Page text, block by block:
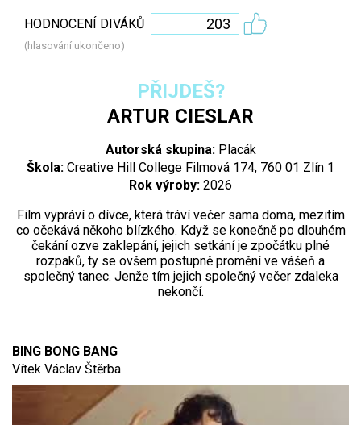
HODNOCENÍ DIVÁKŮ 203
(hlasování ukončeno)
PŘIJDEŠ?
ARTUR CIESLAR
Autorská skupina: Placák
Škola: Creative Hill College Filmová 174, 760 01 Zlín 1
Rok výroby: 2026
Film vypráví o dívce, která tráví večer sama doma, mezitím
co očekává někoho blízkého. Když se konečně po dlouhém
čekání ozve zaklepání, jejich setkání je zpočátku plné
rozpaků, ty se ovšem postupně promění ve vášeň a
společný tanec. Jenže tím jejich společný večer zdaleka
nekončí.
BING BONG BANG
Vítek Václav Štěrba